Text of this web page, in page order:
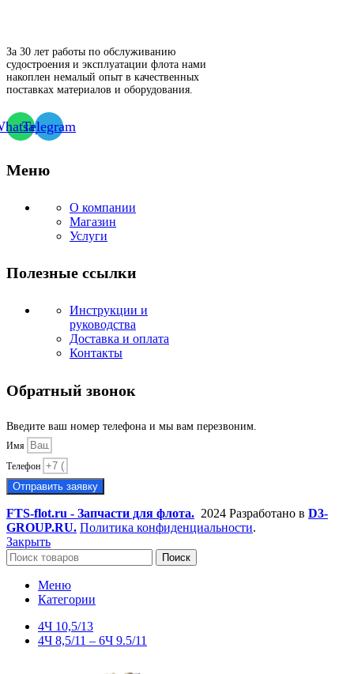
За 30 лет работы по обслуживанию
судостроения и эксплуатации флота нами
накоплен немалый опыт в качественных
поставках материалов и оборудования.
Telegram
Меню
О компании
Магазин
Услуги
Полезные ссылки
Инструкции и
руководства
Доставка и оплата
Контакты
Обратный звонок
Введите ваш номер телефона и мы вам перезвоним.
Имя
Телефон
Отправить заявку
FTS-flot.ru - Запчасти для флота. 2024 Разработано в D3-
GROUP.RU. Политика конфиденциальности.
Закрыть
Поиск
Меню
Категории
4Ч 10,5/13
4Ч 8,5/11 – 6Ч 9.5/11